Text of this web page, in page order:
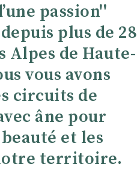
passion''
plus de 28
Alpes de Haute-
vous avons
circuits de
âne pour
et les
territoire.